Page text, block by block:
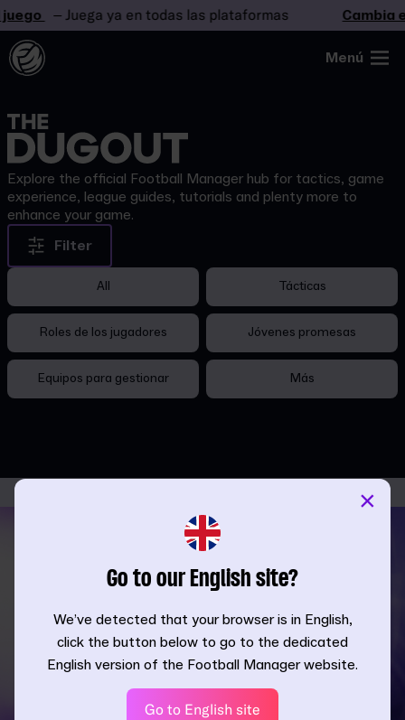
– Juega ya en todas las plataformas Cambia
Menú
Explore the official Football Manager hub for tactics, game
experience, league guides, tutorials and plenty more to
enhance your game.
Filter
All Tácticas
Roles de los jugadores Jóvenes promesas
Equipos para gestionar Más
Go to our English site?
We’ve detected that your browser is in English,
click the button below to go to the dedicated
English version of the Football Manager website.
Go to English site
×